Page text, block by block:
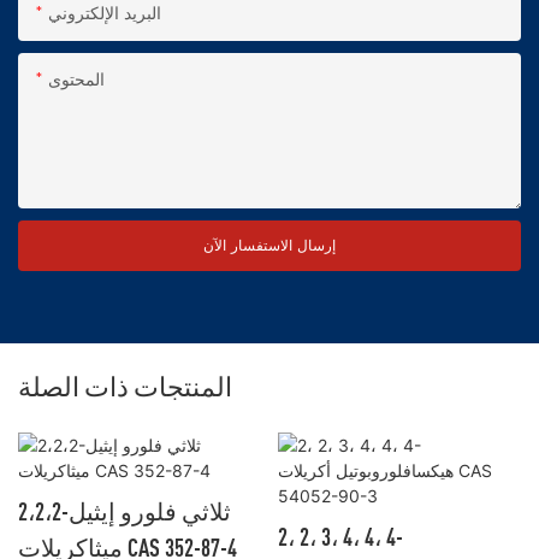
البريد الإلكتروني
المحتوى
إرسال الاستفسار الآن
المنتجات ذات الصلة
2،2،2-ثلاثي فلورو إيثيل
ميثاكريلات CAS 352-87-4
2، 2، 3، 4، 4، 4-